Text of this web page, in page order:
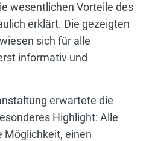
wesentlichen Vorteile des
erklärt. Die gezeigten
sich für alle
informativ und
erwartete die
Highlight: Alle
Möglichkeit, einen